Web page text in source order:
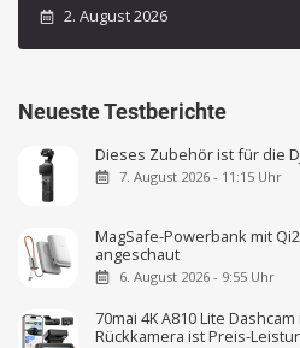
2. August 2026
Neueste Testberichte
Dieses Zubehör ist für die
7. August 2026 - 11:15 Uhr
MagSafe-Powerbank mit
angeschaut
6. August 2026 - 9:55 Uhr
70mai 4K A810 Lite
Rückkamera ist Preis-